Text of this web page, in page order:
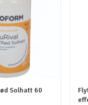
Solhatt 60